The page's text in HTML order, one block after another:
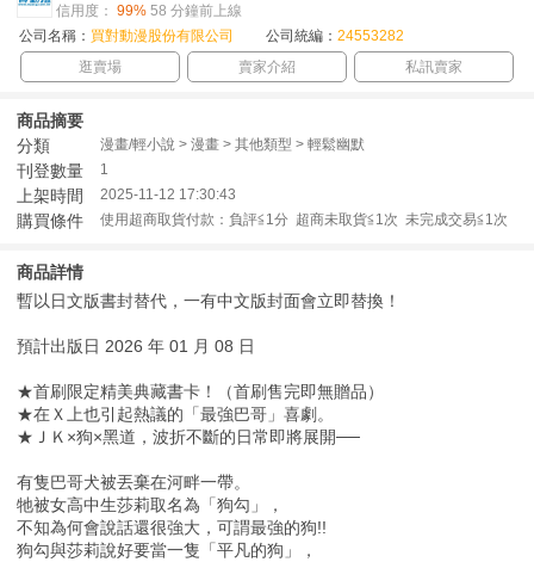
信用度： 99% 58 分鐘前上線
公司名稱： 買對動漫股份有限公司 公司統編： 24553282
逛賣場
賣家介紹 私訊賣家
商品摘要
分類
漫畫/輕小說 > 漫畫 > 其他類型 > 輕鬆幽默
刊登數量 1
上架時間 2025-11-12 17:30:43
購買條件 使用超商取貨付款：負評≦1分 超商未取貨≦1次 未完成交易≦1次
商品詳情
暫以日文版書封替代，一有中文版封面會立即替換！
預計出版日 2026 年 01 月 08 日
★首刷限定精美典藏書卡！（首刷售完即無贈品）
★在Ｘ上也引起熱議的「最強巴哥」喜劇。
★ＪＫ×狗×黑道，波折不斷的日常即將展開──
有隻巴哥犬被丟棄在河畔一帶。
牠被女高中生莎莉取名為「狗勾」，
不知為何會說話還很強大，可謂最強的狗!!
狗勾與莎莉說好要當一隻「平凡的狗」，